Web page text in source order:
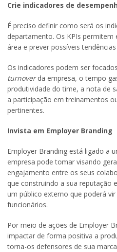
Crie indicadores de
É preciso definir como será os
departamento. Os KPIs
área e prever possíveis
Os indicadores podem ser
turnoverda empresa, o tempo
produtividade do time, a nota de
a participação em treinamentos
pertinentes.
Invista em Employer Branding
Employer Branding está ligado a
empresa pode tomar visando
engajamento entre os seus
que construindo a sua reputação
um público externo que poderá
funcionários.
Por meio de ações de Employer
impactar de forma positiva a
torna-os defensores de sua